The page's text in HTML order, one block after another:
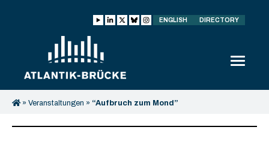
ENGLISH DIRECTORY
» Veranstaltungen » “Aufbruch zum Mond”